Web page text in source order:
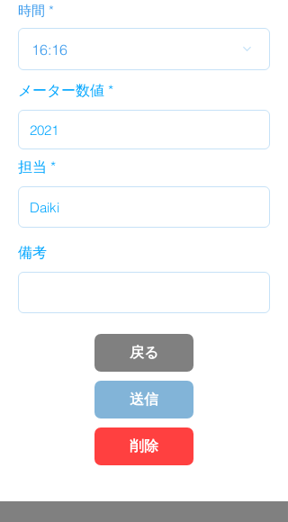
d
時間
16:16
メーター数値
担当
備考
戻る
送信
削除